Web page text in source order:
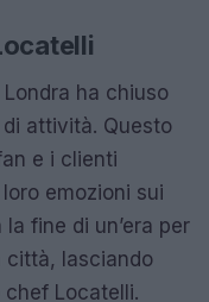
ha chiuso
attività. Questo
e i clienti
emozioni sui
fine di un’era per
città, lasciando
Locatelli.